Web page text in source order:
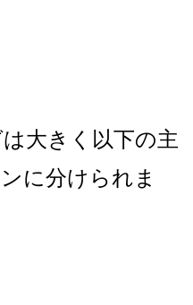
大きく以下の主
に分けられま